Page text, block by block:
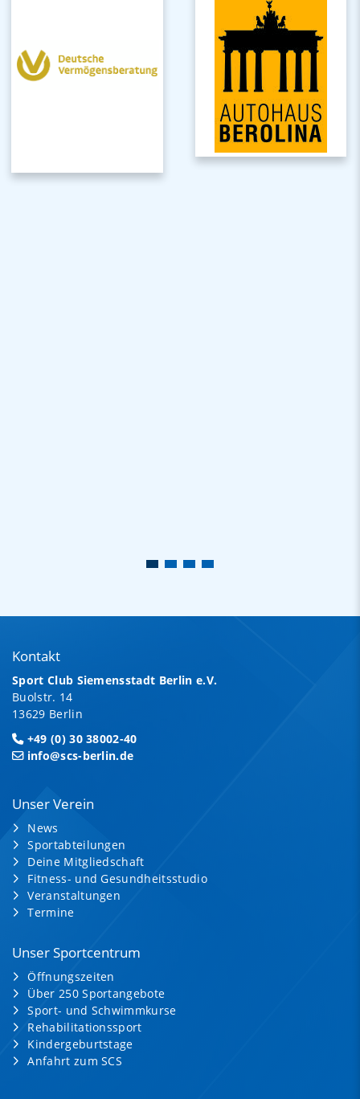
Kontakt
Sport Club Siemensstadt Berlin e.V.
Buolstr. 14
13629 Berlin
+49 (0) 30 38002-40
info@scs-berlin.de
Unser Verein
News
Sportabteilungen
Deine Mitgliedschaft
Fitness- und Gesundheitsstudio
Veranstaltungen
Termine
Unser Sportcentrum
Öffnungszeiten
Über 250 Sportangebote
Sport- und Schwimmkurse
Rehabilitationssport
Kindergeburtstage
Anfahrt zum SCS